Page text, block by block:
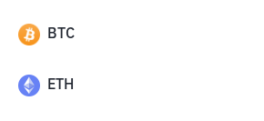
BTC
ETH